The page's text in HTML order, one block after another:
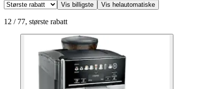
Vis billigste Vis helautomatiske
12 / 77, største rabatt